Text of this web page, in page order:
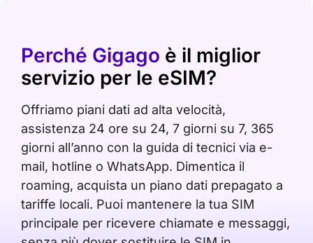
Perché Gigago è il miglior
servizio per le eSIM?
Offriamo piani dati ad alta velocità,
assistenza 24 ore su 24, 7 giorni su 7, 365
giorni all’anno con la guida di tecnici via e-
mail, hotline o WhatsApp. Dimentica il
roaming, acquista un piano dati prepagato a
tariffe locali. Puoi mantenere la tua SIM
principale per ricevere chiamate e messaggi,